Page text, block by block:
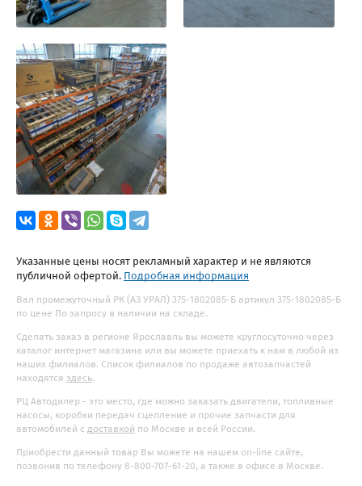
Указанные цены носят рекламный характер и не являются
публичной офертой. Подробная информация
Вал промежуточный РК (АЗ УРАЛ) 375-1802085-Б артикул 375-1802085-Б
по цене По запросу в наличии на складе.
Сделать заказ в регионе Ярославль вы можете круглосуточно через
каталог интернет магазина или вы можете приехать к нам в любой из
наших филиалов. Список филиалов по продаже автозапчастей
находятся здесь.
РЦ Автодилер - это место, где можно заказать двигатели, топливные
насосы, коробки передач сцепление и прочие запчасти для
автомобилей с доставкой по Москве и всей России.
Приобрести данный товар Вы можете на нашем on-line сайте,
позвонив по телефону 8-800-707-61-20, а также в офисе в Москве.